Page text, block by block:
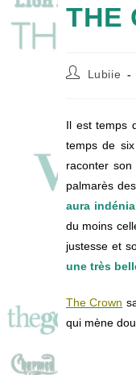
THE
Auteur/
Lubiie
Il est temps
temps de
raconter
palmarès
aura
du moins
justesse et
une très
The Crown
qui mène